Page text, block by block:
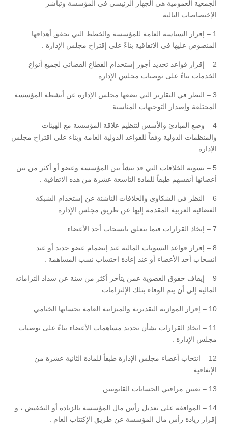
الجمعية العمومية هي الجهاز الرئيسي في المؤسسة وتباشر
الإختصاصات التالية :
1 – إقرار السياسة العامة للمؤسسة والخطط التي تحقق أهدافها
المنصوص عليها في الاتفاقية بناءً على إقتراح مجلس الإدارة .
2 – إقرار قواعد تحديد أجور إستخدام القطاع الفضائي لجميع أنواع
الخدمات بناءً على توصيات مجلس الإدارة .
3 – النظر في التقارير التي يضعها مجلس الإدارة عن أنشطة المؤسسة
المختلفة وإصدار التوجيهات المناسبة .
4 – وضع المبادئ والأسس لتنظيم علاقة المؤسسة مع الهيئات
والمنظمات الدولية وفقاً للقواعد الدولية العامة وبناء على اقتراح مجلس
الإدارة .
5 – تسوية الخلافات التي قد تنشأ بين المؤسسة وعضو أو أكثر من بين
أعضائها أنفسهم طبقاً للمادة التاسعة عشرة من هذه الاتفاقية .
6 – النظر في الشكاوى والخلافات الناشئة عن إستخدام الشبكة
الفضائية العربية المقدمة إليها عن طريق مجلس الإدارة .
7 – إتخاذ القرارات فيما يتعلق بانسحاب أحد الأعضاء .
8 – إقرار قواعد التسويات المالية عند إنضمام عضو جديد أو عند
انسحاب أحد الأعضاء أو عند إعادة احتساب نسب المساهمة .
9 – إيقاف حقوق العضوية عمن يتأخر أكثر من سنة عن سداد التزاماته
المالية إلى أن يتم الوفاء بتلك الإلتزامات .
10 – إقرار الموازنة التقديرية والميزانية العامة بحسابها الختامي .
11 – اتخاذ القرارات بشأن تحديد مساهمات الأعضاء بناءً على توصيات
مجلس الإدارة .
12 – انتخاب أعضاء مجلس الإدارة طبقاً للمادة الثانية عشرة من
الإتفاقية .
13 – تعيين مراقبي الحسابات القانونيين .
14 – الموافقة على تعديل رأس مال المؤسسة بالزيادة أو التخفيض ، و
إقرار زيادة رأس مال المؤسسة عن طريق الإكتتاب العام .